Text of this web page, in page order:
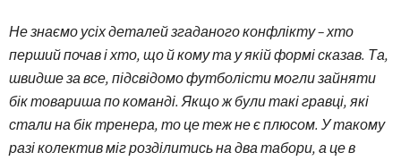
Не знаємо усіх деталей згаданого конфлікту – хто
перший почав і хто, що й кому та у якій формі сказав. Та,
швидше за все, підсвідомо футболісти могли зайняти
бік товариша по команді. Якщо ж були такі гравці, які
стали на бік тренера, то це теж не є плюсом. У такому
разі колектив міг розділитись на два табори, а це в